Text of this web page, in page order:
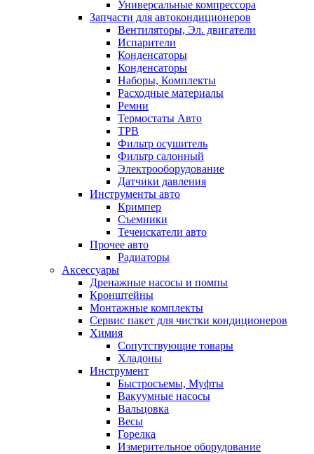
Универсальные компрессора
Запчасти для автокондиционеров
Вентиляторы, Эл. двигатели
Испарители
Конденсаторы
Конденсаторы
Наборы, Комплекты
Расходные материалы
Ремни
Термостаты Авто
ТРВ
Фильтр осушитель
Фильтр салонный
Электрооборудование
Датчики давления
Инструменты авто
Кримпер
Съемники
Течеискатели авто
Прочее авто
Радиаторы
Аксессуары
Дренажные насосы и помпы
Кронштейны
Монтажные комплекты
Сервис пакет для чистки кондиционеров
Химия
Сопутствующие товары
Хладоны
Инструмент
Быстросъемы, Муфты
Вакуумные насосы
Вальцовка
Весы
Горелка
Измерительное оборудование